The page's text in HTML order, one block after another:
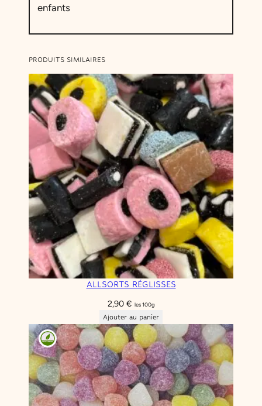
enfants
PRODUITS SIMILAIRES
ALLSORTS RÉGLISSES
2,90 € les 100g
Ajouter au panier